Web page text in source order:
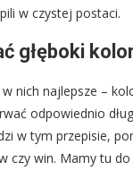
w czystej postaci.
głęboki
nich najlepsze –
odpowiednio
w tym przepisie,
win. Mamy tu do